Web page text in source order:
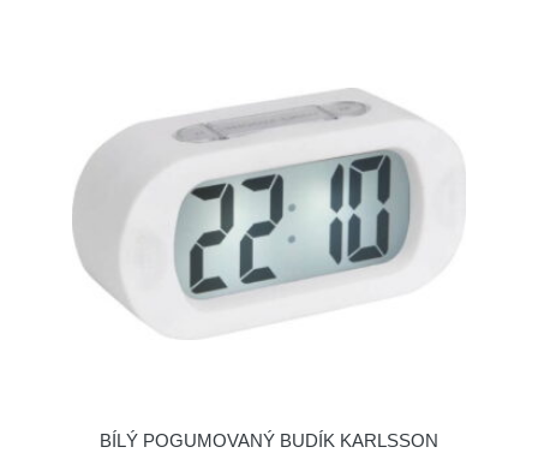
BÍLÝ POGUMOVANÝ BUDÍK KARLSSON